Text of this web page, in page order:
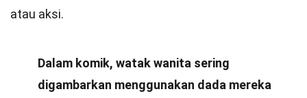
atau aksi.
Dalam komik, watak wanita sering
digambarkan menggunakan dada mereka